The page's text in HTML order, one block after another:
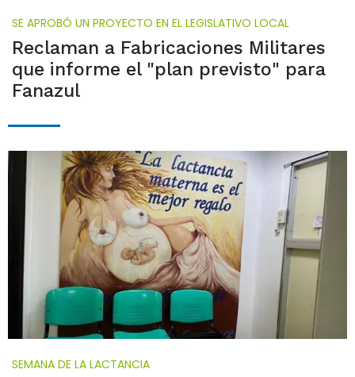
SE APROBÓ UN PROYECTO EN EL LEGISLATIVO LOCAL
Reclaman a Fabricaciones Militares
que informe el "plan previsto" para
Fanazul
SEMANA DE LA LACTANCIA